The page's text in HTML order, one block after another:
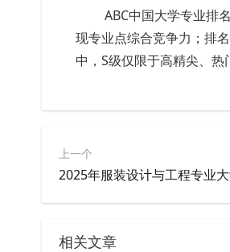
ABC中国大学专业排
现专业点综合竞争力；排
中，S级仅限于高精尖、热
上一个
2025年服装设计与工程专业
相关文章